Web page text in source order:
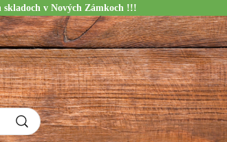
v Nových Zámkoch !!!